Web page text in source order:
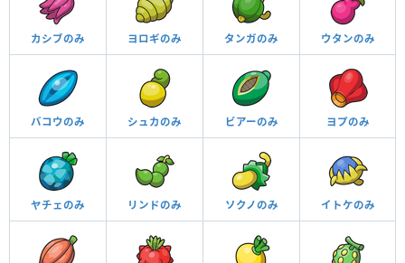
カシブのみ ヨロギのみ タンガのみ ウタンのみ
バコウのみ シュカのみ ビアーのみ ヨプのみ
ヤチェのみ リンドのみ ソクノのみ イトケのみ